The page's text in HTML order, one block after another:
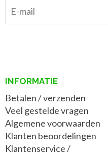
INFORMATIE
Betalen / verzenden
Veel gestelde vragen
Algemene voorwaarden
Klanten beoordelingen
Klantenservice /